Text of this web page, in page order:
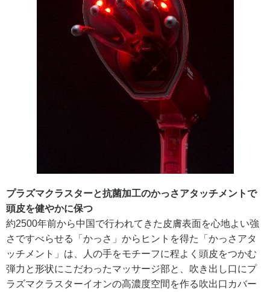
プラズマクラスターと抗菌加工のかっさアタッチメントで
頭皮を健やかに保つ
約2500年前から中国で行われてきた皮膚表面を心地よい強
さですべらせる「かっさ」からヒントを得た「かっさアタ
ッチメント」は、人の手をモチーフに程よく頭皮をつかむ
弾力と形状にこだわったマッサージ部と、吹き出し口にプ
ラズマクラスターイオンの高濃度空間を作る吹出口カバー